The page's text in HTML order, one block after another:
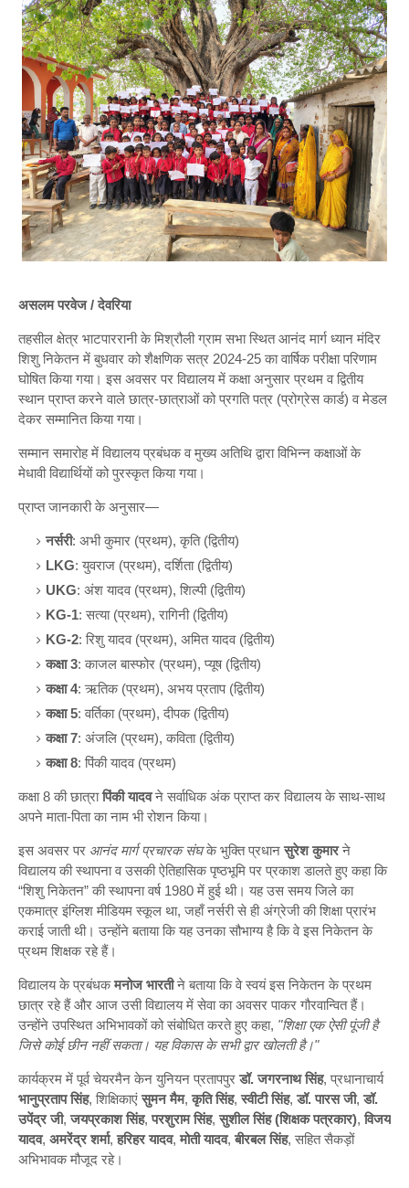
असलम परवेज / देवरिया
तहसील क्षेत्र भाटपाररानी के मिश्रौली ग्राम सभा स्थित आनंद मार्ग ध्यान मंदिर
शिशु निकेतन में बुधवार को शैक्षणिक सत्र 2024-25 का वार्षिक परीक्षा परिणाम
घोषित किया गया। इस अवसर पर विद्यालय में कक्षा अनुसार प्रथम व द्वितीय
स्थान प्राप्त करने वाले छात्र-छात्राओं को प्रगति पत्र (प्रोग्रेस कार्ड) व मेडल
देकर सम्मानित किया गया।
सम्मान समारोह में विद्यालय प्रबंधक व मुख्य अतिथि द्वारा विभिन्न कक्षाओं के
मेधावी विद्यार्थियों को पुरस्कृत किया गया।
प्राप्त जानकारी के अनुसार—
नर्सरी: अभी कुमार (प्रथम), कृति (द्वितीय)
LKG: युवराज (प्रथम), दर्शिता (द्वितीय)
UKG: अंश यादव (प्रथम), शिल्पी (द्वितीय)
KG-1: सत्या (प्रथम), रागिनी (द्वितीय)
KG-2: रिशु यादव (प्रथम), अमित यादव (द्वितीय)
कक्षा 3: काजल बास्फोर (प्रथम), प्यूष (द्वितीय)
कक्षा 4: ऋतिक (प्रथम), अभय प्रताप (द्वितीय)
कक्षा 5: वर्तिका (प्रथम), दीपक (द्वितीय)
कक्षा 7: अंजलि (प्रथम), कविता (द्वितीय)
कक्षा 8: पिंकी यादव (प्रथम)
कक्षा 8 की छात्रापिंकी यादवने सर्वाधिक अंक प्राप्त कर विद्यालय के साथ-साथ
अपने माता-पिता का नाम भी रोशन किया।
इस अवसर पर आनंद मार्ग प्रचारक संघके भुक्ति प्रधान सुरेश कुमारने
विद्यालय की स्थापना व उसकी ऐतिहासिक पृष्ठभूमि पर प्रकाश डालते हुए कहा कि
“शिशु निकेतन” की स्थापना वर्ष 1980 में हुई थी। यह उस समय जिले का
एकमात्र इंग्लिश मीडियम स्कूल था, जहाँ नर्सरी से ही अंग्रेजी की शिक्षा प्रारंभ
कराई जाती थी। उन्होंने बताया कि यह उनका सौभाग्य है कि वे इस निकेतन के
प्रथम शिक्षक रहे हैं।
विद्यालय के प्रबंधकमनोज भारतीने बताया कि वे स्वयं इस निकेतन के प्रथम
छात्र रहे हैं और आज उसी विद्यालय में सेवा का अवसर पाकर गौरवान्वित हैं।
उन्होंने उपस्थित अभिभावकों को संबोधित करते हुए कहा, "शिक्षा एक ऐसी पूंजी है
जिसे कोई छीन नहीं सकता। यह विकास के सभी द्वार खोलती है।"
कार्यक्रम में पूर्व चेयरमैन केन युनियन प्रतापपुर डॉ. जगरनाथ सिंह, प्रधानाचार्य
भानुप्रताप सिंह, शिक्षिकाएं सुमन मैम, कृति सिंह, स्वीटी सिंह, डॉ. पारस जी, डॉ.
उपेंद्र जी, जयप्रकाश सिंह, परशुराम सिंह, सुशील सिंह (शिक्षक पत्रकार), विजय
यादव, अमरेंद्र शर्मा, हरिहर यादव, मोती यादव, बीरबल सिंह, सहित सैकड़ों
अभिभावक मौजूद रहे।